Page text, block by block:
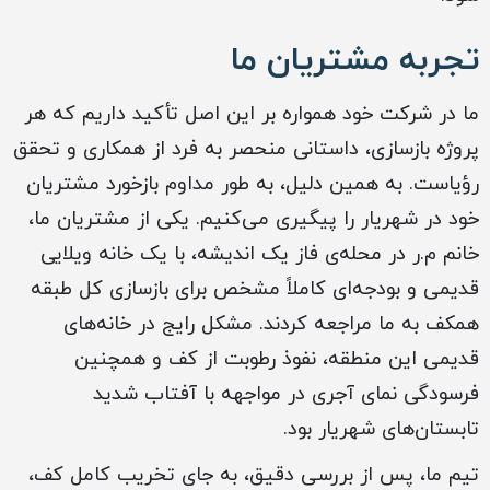
تجربه مشتریان ما
ما در شرکت خود همواره بر این اصل تأکید داریم که هر
پروژه بازسازی، داستانی منحصر به فرد از همکاری و تحقق
رؤیاست. به همین دلیل، به طور مداوم بازخورد مشتریان
خود در شهریار را پیگیری می‌کنیم. یکی از مشتریان ما،
خانم م.ر در محله‌ی فاز یک اندیشه، با یک خانه ویلایی
قدیمی و بودجه‌ای کاملاً مشخص برای بازسازی کل طبقه
همکف به ما مراجعه کردند. مشکل رایج در خانه‌های
قدیمی این منطقه، نفوذ رطوبت از کف و همچنین
فرسودگی نمای آجری در مواجهه با آفتاب شدید
تابستان‌های شهریار بود.
تیم ما، پس از بررسی دقیق، به جای تخریب کامل کف،